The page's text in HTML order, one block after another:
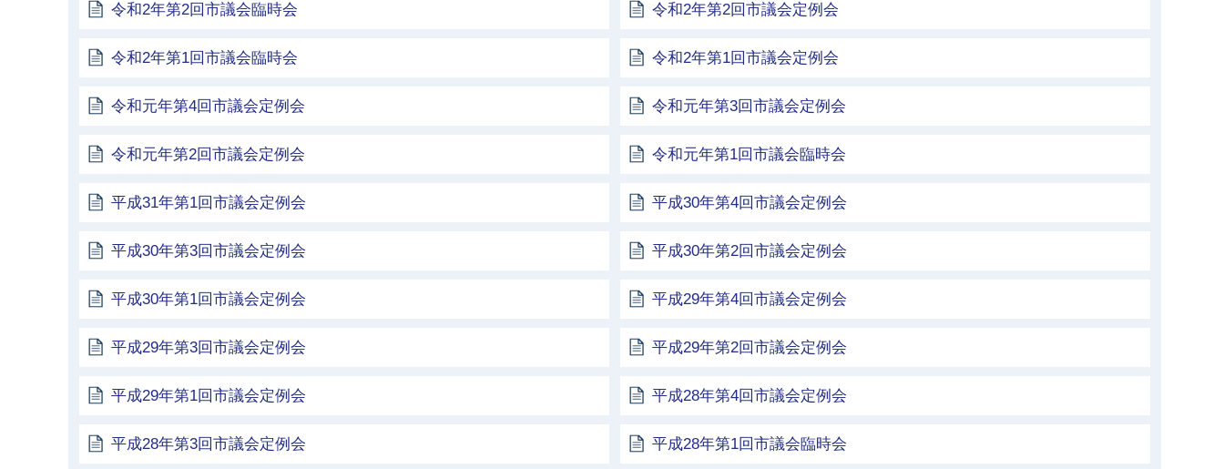
令和2年第2回市議会臨時会 令和2年第2回市議会定例会
令和2年第1回市議会臨時会 令和2年第1回市議会定例会
令和元年第4回市議会定例会 令和元年第3回市議会定例会
令和元年第2回市議会定例会 令和元年第1回市議会臨時会
平成31年第1回市議会定例会 平成30年第4回市議会定例会
平成30年第3回市議会定例会 平成30年第2回市議会定例会
平成30年第1回市議会定例会 平成29年第4回市議会定例会
平成29年第3回市議会定例会 平成29年第2回市議会定例会
平成29年第1回市議会定例会 平成28年第4回市議会定例会
平成28年第3回市議会定例会 平成28年第1回市議会臨時会